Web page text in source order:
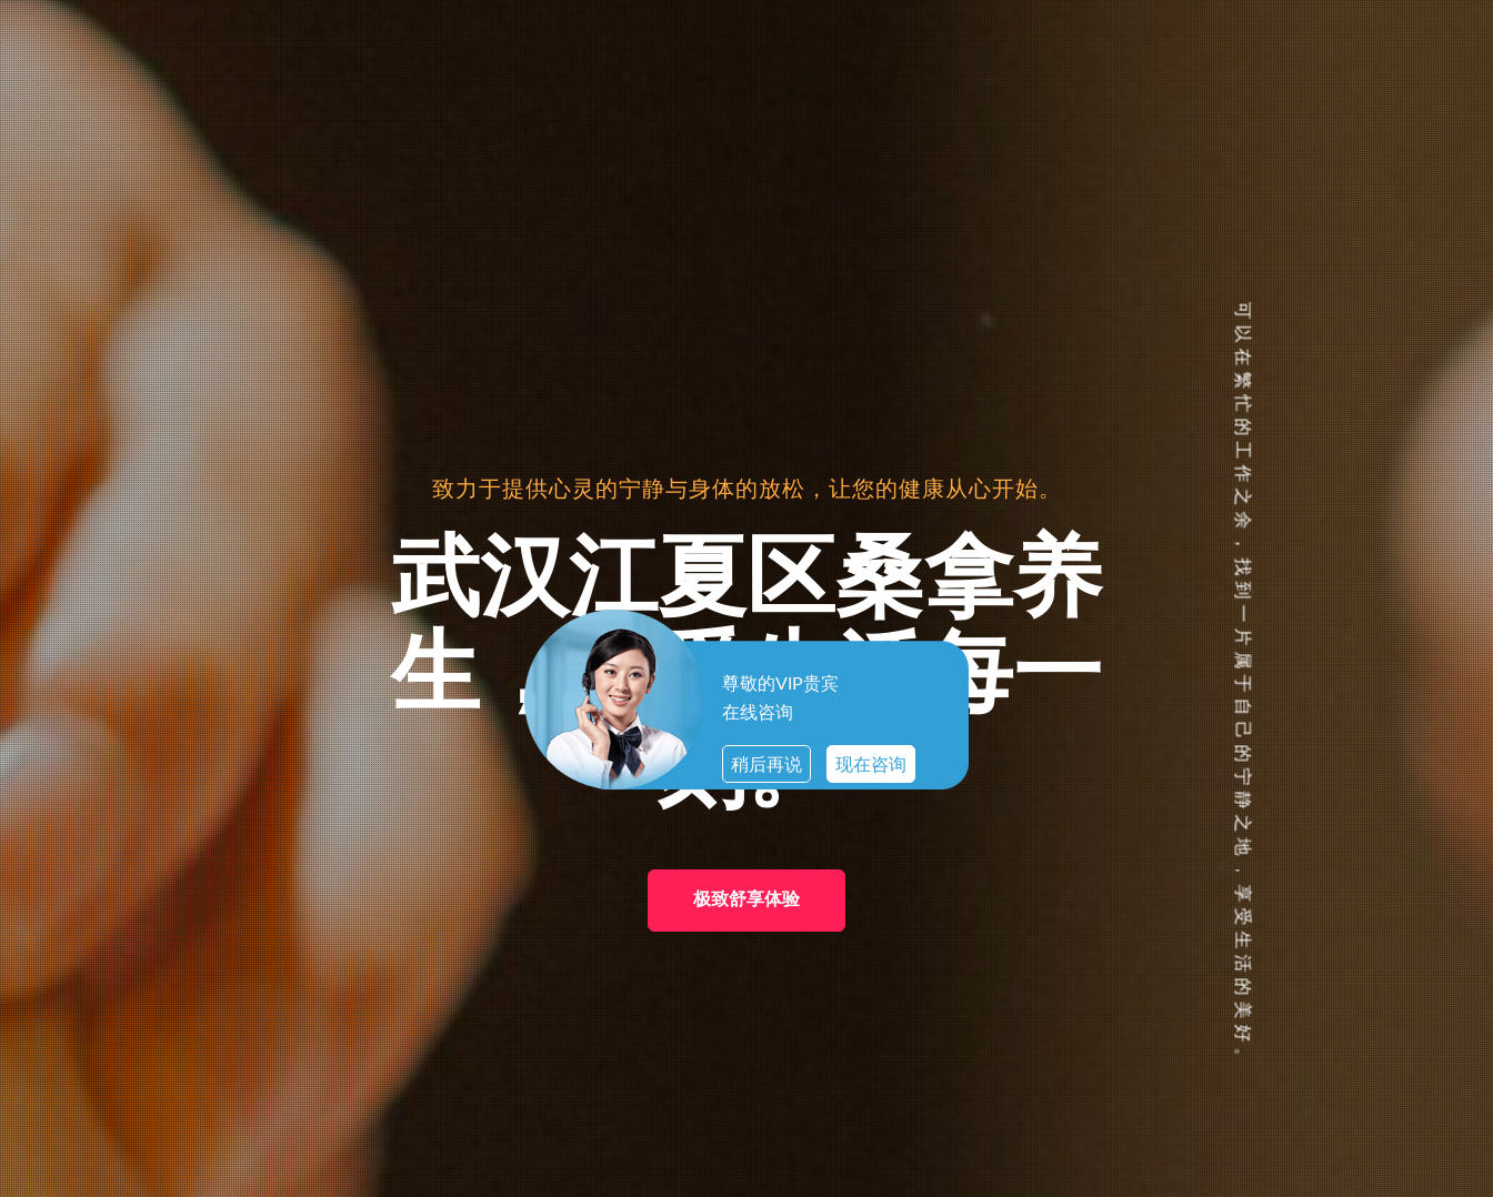
尊敬的VIP贵宾
在线咨询
稍后再说 现在咨询
专为男士设计的桑拿养生会所，让您在享受桑拿的同时，体验养生的艺术。
武汉江夏区男士桑拿
男士的优雅选择 可以在繁忙的工作之余，找到一片属于自己的宁静之地，享受生活的美好。